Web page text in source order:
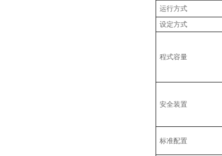
运行方式
设定方式
程式容量
安全装置
标准配置